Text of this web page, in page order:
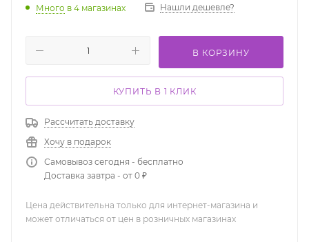
Много в 4 магазинах Нашли дешевле?
В КОРЗИНУ
КУПИТЬ В 1 КЛИК
Рассчитать доставку
Хочу в подарок
Самовывоз сегодня - бесплатно
Доставка завтра - от 0 ₽
Цена действительна только для интернет-магазина и
может отличаться от цен в розничных магазинах